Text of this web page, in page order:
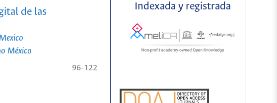
de las
México
96-122
Indexada y registrada